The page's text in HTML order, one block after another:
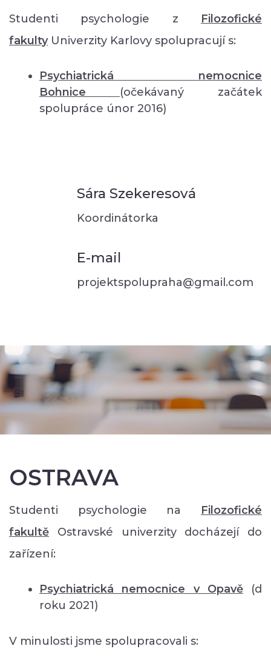
Studenti psychologie z Filozofické
fakulty Univerzity Karlovy spolupracují s:
Psychiatrická nemocnice
Bohnice (očekávaný začátek
spolupráce únor 2016)
Sára Szekeresová
Koordinátorka
E-mail
projektspolupraha@gmail.com
OSTRAVA
Studenti psychologie na Filozofické
fakultě Ostravské univerzity docházejí do
zařízení:
Psychiatrická nemocnice v Opavě(d
roku 2021)
V minulosti jsme spolupracovali s: